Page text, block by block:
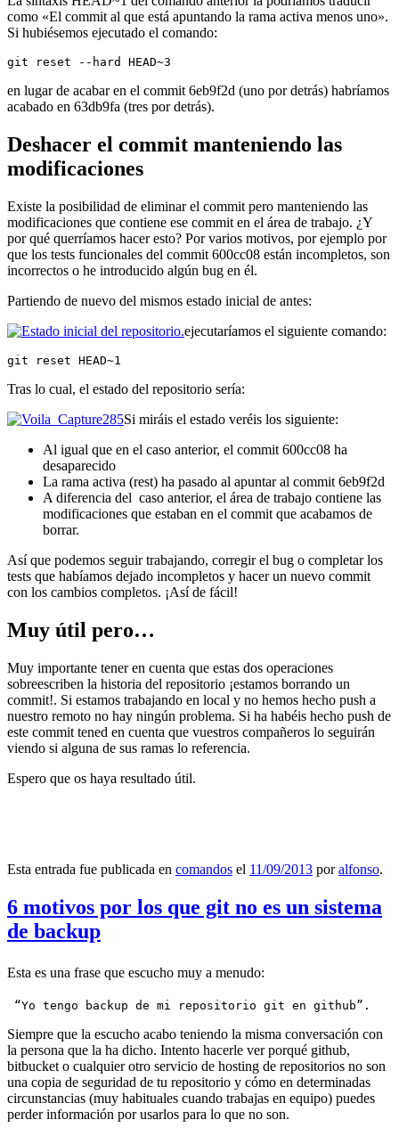
como «El commit al que está apuntando la rama activa menos uno».
Si hubiésemos ejecutado el comando:
git reset --hard HEAD~3
en lugar de acabar en el commit 6eb9f2d (uno por detrás) habríamos
acabado en 63db9fa (tres por detrás).
Deshacer el commit manteniendo las
modificaciones
Existe la posibilidad de eliminar el commit pero manteniendo las
modificaciones que contiene ese commit en el área de trabajo. ¿Y
por qué querríamos hacer esto? Por varios motivos, por ejemplo por
que los tests funcionales del commit 600cc08 están incompletos, son
incorrectos o he introducido algún bug en él.
Partiendo de nuevo del mismos estado inicial de antes:
ejecutaríamos el siguiente comando:
git reset HEAD~1
Tras lo cual, el estado del repositorio sería:
Si miráis el estado veréis los siguiente:
Al igual que en el caso anterior, el commit 600cc08 ha
desaparecido
La rama activa (rest) ha pasado al apuntar al commit 6eb9f2d
A diferencia del caso anterior, el área de trabajo contiene las
modificaciones que estaban en el commit que acabamos de
borrar.
Así que podemos seguir trabajando, corregir el bug o completar los
tests que habíamos dejado incompletos y hacer un nuevo commit
con los cambios completos. ¡Así de fácil!
Muy útil pero…
Muy importante tener en cuenta que estas dos operaciones
sobreescriben la historia del repositorio ¡estamos borrando un
commit!. Si estamos trabajando en local y no hemos hecho push a
nuestro remoto no hay ningún problema. Si ha habéis hecho push de
este commit tened en cuenta que vuestros compañeros lo seguirán
viendo si alguna de sus ramas lo referencia.
Espero que os haya resultado útil.
Esta entrada fue publicada en comandos el 11/09/2013 poralfonso.
6 motivos por los que git no es un sistema
de backup
Esta es una frase que escucho muy a menudo:
“Yo tengo backup de mi repositorio git en github”.
Siempre que la escucho acabo teniendo la misma conversación con
la persona que la ha dicho. Intento hacerle ver porqué github,
bitbucket o cualquier otro servicio de hosting de repositorios no son
una copia de seguridad de tu repositorio y cómo en determinadas
circunstancias (muy habituales cuando trabajas en equipo) puedes
perder información por usarlos para lo que no son.